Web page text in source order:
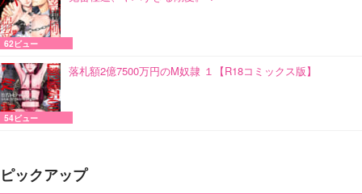
62ビュー
落札額2億7500万円のM奴隷 １【R18コミックス版】
54ビュー
ピックアップ